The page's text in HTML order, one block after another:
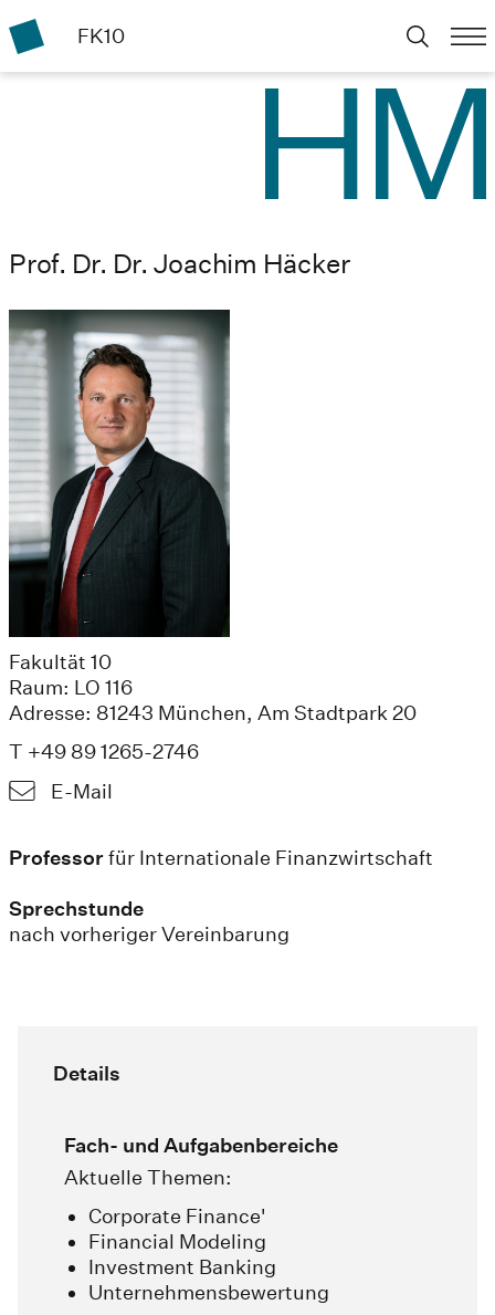
FK10
Prof. Dr. Dr. Joachim Häcker
Fakultät 10
Raum: LO 116
Adresse: 81243 München, Am Stadtpark 20
T +49 89 1265-2746
E-Mail
Professorfür Internationale Finanzwirtschaft
Sprechstunde
nach vorheriger Vereinbarung
Details
Fach- und Aufgabenbereiche
Aktuelle Themen:
Corporate Finance'
Financial Modeling
Investment Banking
Unternehmensbewertung